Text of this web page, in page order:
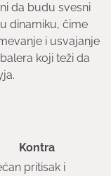
da budu svesni
dinamiku, čime
i usvajanje
koji teži da
Kontra
pritisak i